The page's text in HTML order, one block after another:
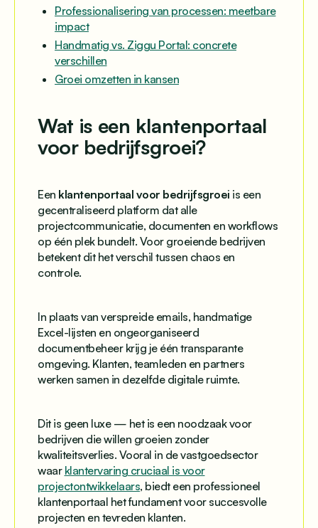
Professionalisering van processen: meetbare
impact
Handmatig vs. Ziggu Portal: concrete
verschillen
Groei omzetten in kansen
Wat is een klantenportaal
voor bedrijfsgroei?
Een klantenportaal voor bedrijfsgroei is een
gecentraliseerd platform dat alle
projectcommunicatie, documenten en workflows
op één plek bundelt. Voor groeiende bedrijven
betekent dit het verschil tussen chaos en
controle.
In plaats van verspreide emails, handmatige
Excel-lijsten en ongeorganiseerd
documentbeheer krijg je één transparante
omgeving. Klanten, teamleden en partners
werken samen in dezelfde digitale ruimte.
Dit is geen luxe — het is een noodzaak voor
bedrijven die willen groeien zonder
kwaliteitsverlies. Vooral in de vastgoedsector
waar klantervaring cruciaal is voor
projectontwikkelaars, biedt een professioneel
klantenportaal het fundament voor succesvolle
projecten en tevreden klanten.